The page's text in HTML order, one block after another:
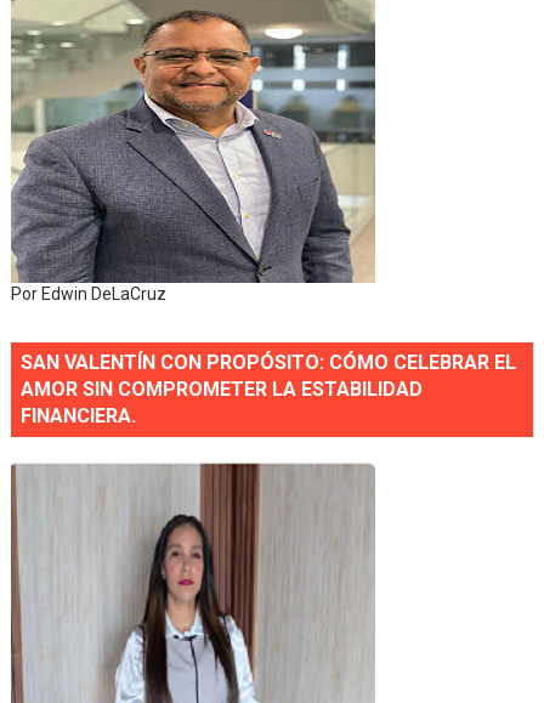
Por Edwin DeLaCruz
SAN VALENTÍN CON PROPÓSITO: CÓMO CELEBRAR EL
AMOR SIN COMPROMETER LA ESTABILIDAD
FINANCIERA.